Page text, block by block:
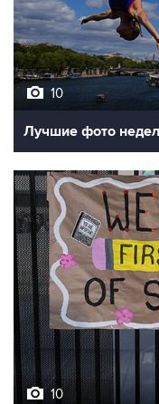
10
Лучшие фото
10